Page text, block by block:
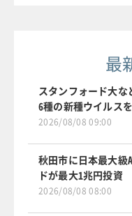
最
スタンフォード大
6種の新種ウイルス
2026/08/08 09:00
秋田市に日本最大級
ドが最大1兆円投資
2026/08/08 08:00